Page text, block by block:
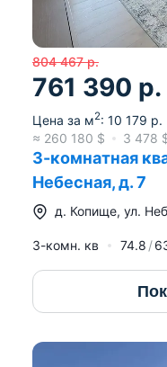
804 467 р.
761 390 р.
Цена за м2: 10 179 р.
≈ 260 180 $ 3 478
3-комнатная
Небесная, д. 7
д. Копище, ул.
3-комн. кв 74.8